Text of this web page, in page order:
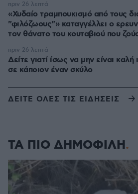
«Χυδαίο τραμπουκισμό από τους
"φιλόζωους"» καταγγέλλει ο
τον θάνατο του κουταβιού που
πριν 26 λεπτά
Δείτε γιατί ίσως να μην είναι
σε κάποιον έναν σκύλο
πριν 26 λεπτά
ΔΕΙΤΕ ΟΛΕΣ ΤΙΣ ΕΙΔΗΣΕΙΣ
ΤΑ ΠΙΟ ΔΗΜΟΦΙΛΗ